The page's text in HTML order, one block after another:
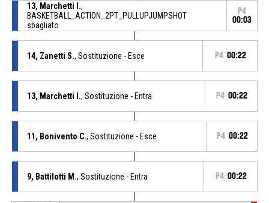
13, Marchetti I.,
BASKETBALL_ACTION_2PT_PULLUPJUMPSHOT
sbagliato
P4
00:03
14, Zanetti S., Sostituzione - Esce P4 00:22
13, Marchetti I., Sostituzione - Entra P4 00:22
11, Bonivento C., Sostituzione - Esce P4 00:22
9, Battilotti M., Sostituzione - Entra P4 00:22